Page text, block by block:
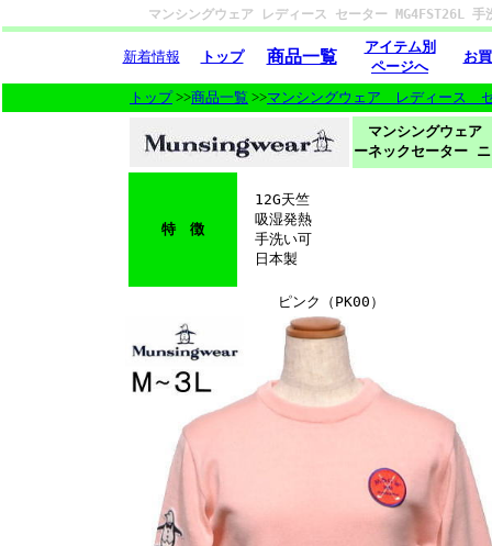
マンシングウェア レディース セーター MG4FST26L
新着情報 トップ 商品一覧
アイテム別
ページへ
お
トップ>>商品一覧 >>マンシングウェア レディース
マンシングウェ
ーネックセーター
特 徴
12G天竺
吸湿発熱
手洗い可
日本製
ピンク（PK00）